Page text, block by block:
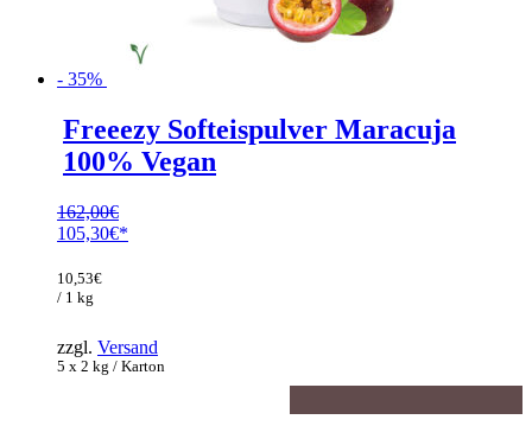
- 35%
Freeezy Softeispulver Maracuja
100% Vegan
162,00€
Ursprünglicher
war:
162,00€
105,30€
Preis
ist:
5 x 2 kg / Karton
10,53€
/ 1 kg
zzgl. Versand